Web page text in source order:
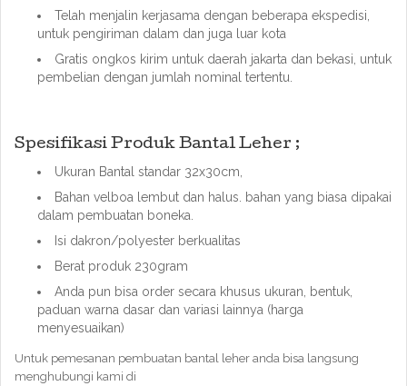
Telah menjalin kerjasama dengan beberapa ekspedisi,
untuk pengiriman dalam dan juga luar kota
Gratis ongkos kirim untuk daerah jakarta dan bekasi, untuk
pembelian dengan jumlah nominal tertentu.
Spesifikasi Produk Bantal Leher ;
Ukuran Bantal standar 32x30cm,
Bahan velboa lembut dan halus. bahan yang biasa dipakai
dalam pembuatan boneka.
Isi dakron/polyester berkualitas
Berat produk 230gram
Anda pun bisa order secara khusus ukuran, bentuk,
paduan warna dasar dan variasi lainnya (harga
menyesuaikan)
Untuk pemesanan pembuatan bantal leher anda bisa langsung
menghubungi kami di